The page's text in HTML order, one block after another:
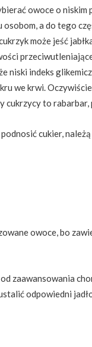
owoce o niskim
a do tego
może jeść
niski indeks
we krwi.
cukrzycy to
cukier,
owoce, bo
zaawansowania
odpowiedni